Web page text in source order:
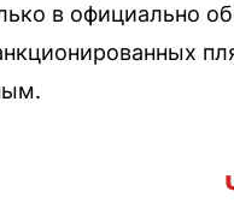
в официально